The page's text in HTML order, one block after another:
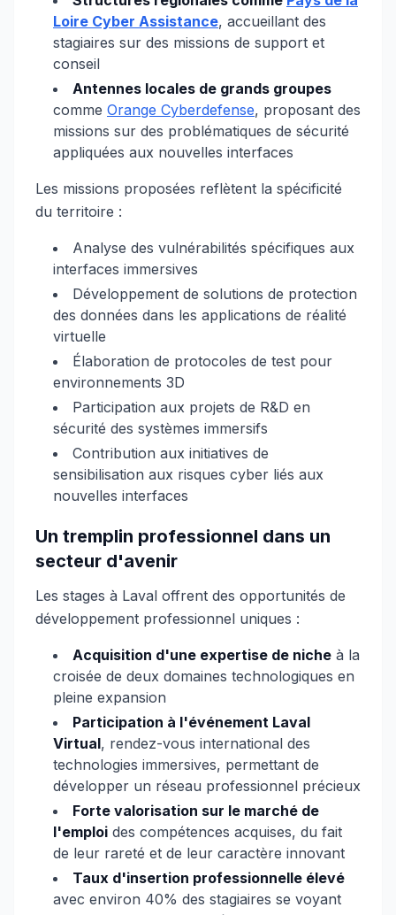
Loire Cyber Assistance, accueillant des
stagiaires sur des missions de support et
conseil
Antennes locales de grands groupes
comme Orange Cyberdefense, proposant des
missions sur des problématiques de sécurité
appliquées aux nouvelles interfaces
Les missions proposées reflètent la spécificité
du territoire :
Analyse des vulnérabilités spécifiques aux
interfaces immersives
Développement de solutions de protection
des données dans les applications de réalité
virtuelle
Élaboration de protocoles de test pour
environnements 3D
Participation aux projets de R&D en
sécurité des systèmes immersifs
Contribution aux initiatives de
sensibilisation aux risques cyber liés aux
nouvelles interfaces
Un tremplin professionnel dans un
secteur d'avenir
Les stages à Laval offrent des opportunités de
développement professionnel uniques :
Acquisition d'une expertise de niche à la
croisée de deux domaines technologiques en
pleine expansion
Participation à l'événement Laval
Virtual, rendez-vous international des
technologies immersives, permettant de
développer un réseau professionnel précieux
Forte valorisation sur le marché de
l'emploi des compétences acquises, du fait
de leur rareté et de leur caractère innovant
Taux d'insertion professionnelle élevé
avec environ 40% des stagiaires se voyant